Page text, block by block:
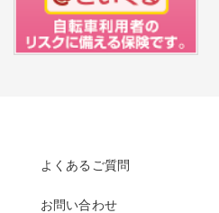
よくあるご質問
お問い合わせ